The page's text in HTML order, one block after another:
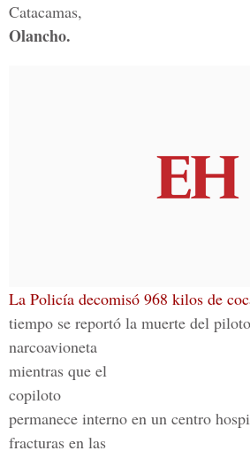
Catacamas,
Olancho.
La Policía decomisó 968 kilos de
tiempo se reportó la muerte del
narcoavioneta
mientras que el
copiloto
permanece interno en un centro
fracturas en las